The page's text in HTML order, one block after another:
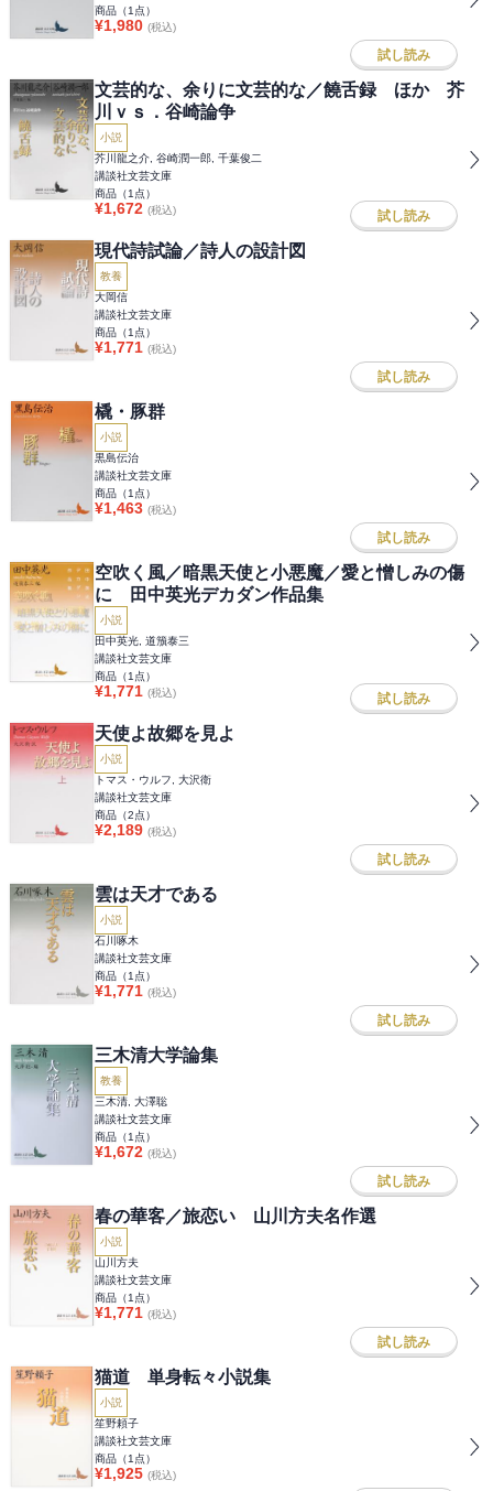
商品（1 点）
¥1,980 (税込)
試し読み
文芸的な、余りに文芸的な／饒舌録 ほか 芥
川ｖｓ．谷崎論争
小説
芥川龍之介, 谷崎潤一郎, 千葉俊二
講談社文芸文庫
商品（1 点）
¥1,672 (税込) 試し読み
現代詩試論／詩人の設計図
教養
大岡信
講談社文芸文庫
商品（1 点）
¥1,771 (税込)
試し読み
橇・豚群
小説
黒島伝治
講談社文芸文庫
商品（1 点）
¥1,463 (税込)
試し読み
空吹く風／暗黒天使と小悪魔／愛と憎しみの傷
に 田中英光デカダン作品集
小説
田中英光, 道籏泰三
講談社文芸文庫
商品（1 点）
¥1,771 (税込) 試し読み
天使よ故郷を見よ
小説
トマス・ウルフ, 大沢衛
講談社文芸文庫
商品（2点）
¥2,189 (税込)
試し読み
雲は天才である
小説
石川啄木
講談社文芸文庫
商品（1 点）
¥1,771 (税込)
試し読み
三木清大学論集
教養
三木清, 大澤聡
講談社文芸文庫
商品（1 点）
¥1,672 (税込)
試し読み
春の華客／旅恋い 山川方夫名作選
小説
山川方夫
講談社文芸文庫
商品（1 点）
¥1,771 (税込)
試し読み
猫道 単身転々小説集
小説
笙野頼子
講談社文芸文庫
商品（1 点）
¥1,925 (税込)